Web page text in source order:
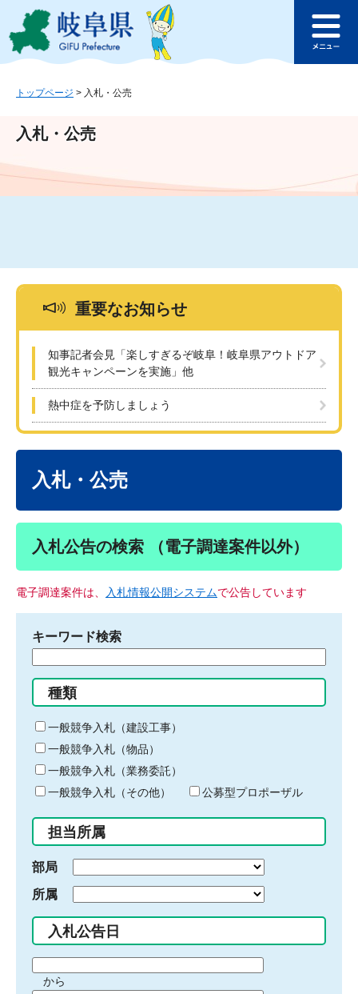
ジ
ュ
文
このページの本文へ
ュ
トップページ > 入札・公売
入札・公売
重要なお知らせ
知事記者会見「楽しすぎるぞ岐阜！岐阜県アウトドア
観光キャンペーンを実施」他
熱中症を予防しましょう
入札・公売
入札公告の検索 （電子調達案件以外）
電子調達案件は、 入札情報公開システムで公告しています
キーワード検索
る
キ
ー
ワ
ー
ド
入
力
種類
一般競争入札（建設工事）
一般競争入札（物品）
一般競争入札（業務委託）
一般競争入札（その他）
公募型プロポーザル
担当所属
部局
所属
入札公告日
間から